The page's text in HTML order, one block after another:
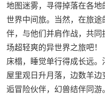
地图迷雾，寻得掉落在各
世界中间旅。当然，在旅
伴，与他们并肩作战，共
场超轻爽的异世界之旅吧
床榻，睡觉单行得成长远
屋里观日升月落，边数羊
逅冒险伙伴，幻兽结伴同